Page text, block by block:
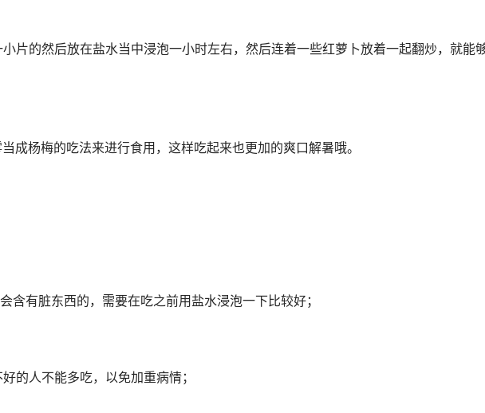
的然后放在盐水当中浸泡一小时左右，然后连着一些红萝卜放着一起翻炒，就能
杨梅的吃法来进行食用，这样吃起来也更加的爽口解暑哦。
有脏东西的，需要在吃之前用盐水浸泡一下比较好；
人不能多吃，以免加重病情；